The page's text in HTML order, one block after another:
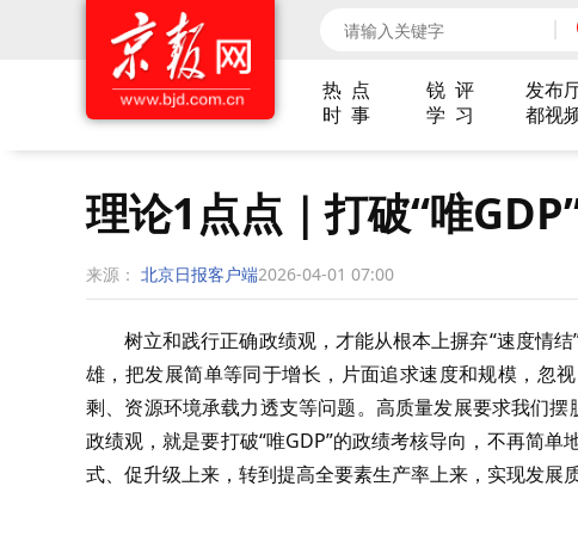
热 点 锐 评 发布
时 事
学 习 都视
理论1点点｜打破“唯
来源： 北京日报客户端2026-04-01 07:00
树立和践行正确政绩观，才能从根本上摒弃“速度情
雄，把发展简单等同于增长，片面追求速度和规模，忽
剩、资源环境承载力透支等问题。高质量发展要求我们
政绩观，就是要打破“唯GDP”的政绩考核导向，不再简
式、促升级上来，转到提高全要素生产率上来，实现发展